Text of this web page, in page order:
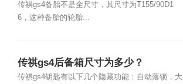
传祺gs4备胎不是全尺寸，其尺寸为T155/90D1
6，这种备胎的轮胎...
传祺gs4后备箱尺寸为多少？
传祺gs4钥匙有以下几个隐藏功能：自动落锁，大